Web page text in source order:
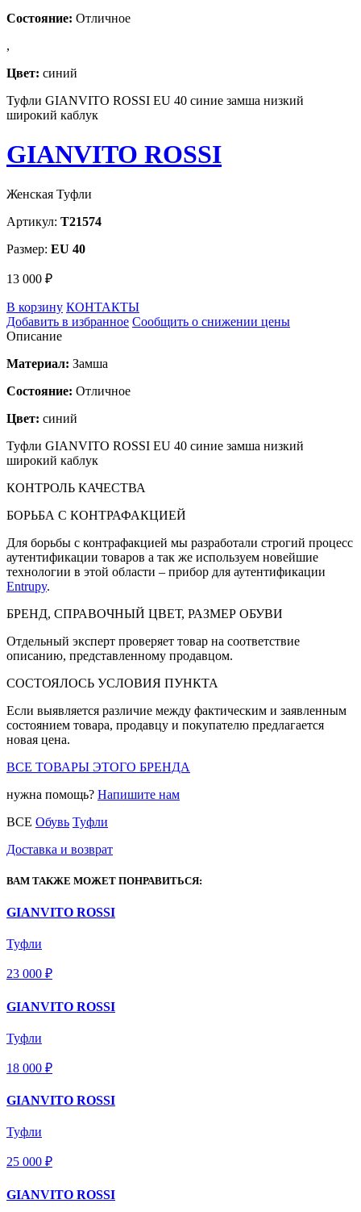
Состояние: Отличное
,
Цвет: синий
Туфли GIANVITO ROSSI EU 40 синие замша низкий
широкий каблук
GIANVITO ROSSI
Женская Туфли
Артикул: T21574
Размер: EU 40
13 000 ₽
В корзину КОНТАКТЫ
Добавить в избранное Сообщить о снижении цены
Описание
Материал: Замша
Состояние: Отличное
Цвет: синий
Туфли GIANVITO ROSSI EU 40 синие замша низкий
широкий каблук
КОНТРОЛЬ КАЧЕСТВА
БОРЬБА С КОНТРАФАКЦИЕЙ
Для борьбы с контрафакцией мы разработали строгий процесс
аутентификации товаров а так же используем новейшие
технологии в этой области – прибор для аутентификации
Entrupy.
БРЕНД, СПРАВОЧНЫЙ ЦВЕТ, РАЗМЕР ОБУВИ
Отдельный эксперт проверяет товар на соответствие
описанию, представленному продавцом.
СОСТОЯЛОСЬ УСЛОВИЯ ПУНКТА
Если выявляется различие между фактическим и заявленным
состоянием товара, продавцу и покупателю предлагается
новая цена.
ВСЕ ТОВАРЫ ЭТОГО БРЕНДА
нужна помощь? Напишите нам
ВСЕ Обувь Туфли
Доставка и возврат
ВАМ ТАКЖЕ МОЖЕТ ПОНРАВИТЬСЯ:
GIANVITO ROSSI
Туфли
23 000 ₽
GIANVITO ROSSI
Туфли
18 000 ₽
GIANVITO ROSSI
Туфли
25 000 ₽
GIANVITO ROSSI